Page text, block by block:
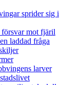
sprider sig i
mot fjäril
laddad fråga
larver